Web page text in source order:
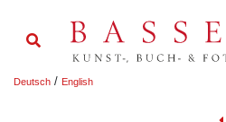
Deutsch / English